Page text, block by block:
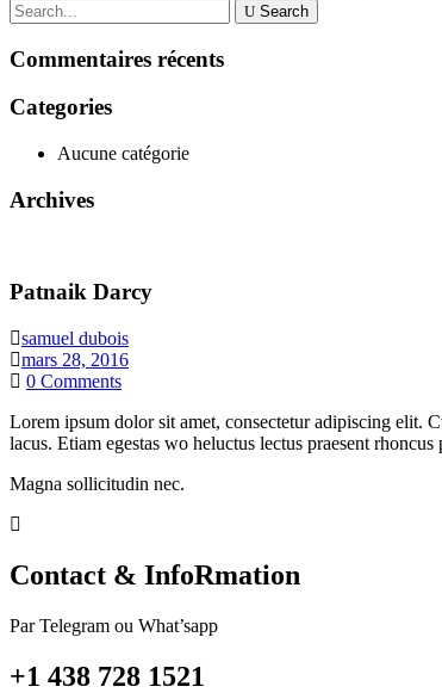
Search
Commentaires récents
Categories
Aucune catégorie
Archives
Patnaik Darcy
samuel dubois
mars 28, 2016
0 Comments
Lorem ipsum dolor sit amet, consectetur adipiscing elit.
lacus. Etiam egestas wo heluctus lectus praesent
Magna sollicitudin nec.
Contact & InfoRmation
Par Telegram ou What’sapp
+1 438 728 1521